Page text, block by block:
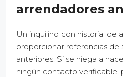
arrendadores
Un inquilino con historial de
proporcionar referencias de
anteriores. Si se niega a
ningún contacto verificable,